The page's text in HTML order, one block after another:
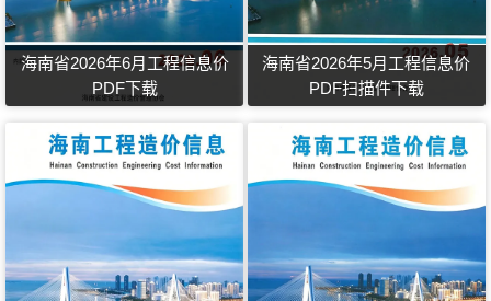
海南省2026年6月工程信息价
PDF下载
海南省2026年5月工程信息价
PDF扫描件下载